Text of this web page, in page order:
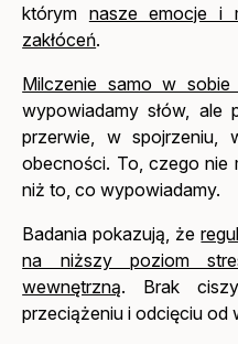
którym nasze emocje i
zakłóceń.
Milczenie samo w
wypowiadamy słów,
przerwie, w spojrzeniu,
obecności. To, czego nie
niż to, co wypowiadamy.
Badania pokazują, że
na niższy poziom
wewnętrzną. Brak
przeciążeniu i odcięciu od